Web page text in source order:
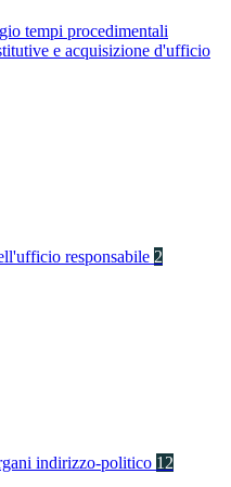
tempi procedimentali
e acquisizione d'ufficio
responsabile 2
indirizzo-politico 12